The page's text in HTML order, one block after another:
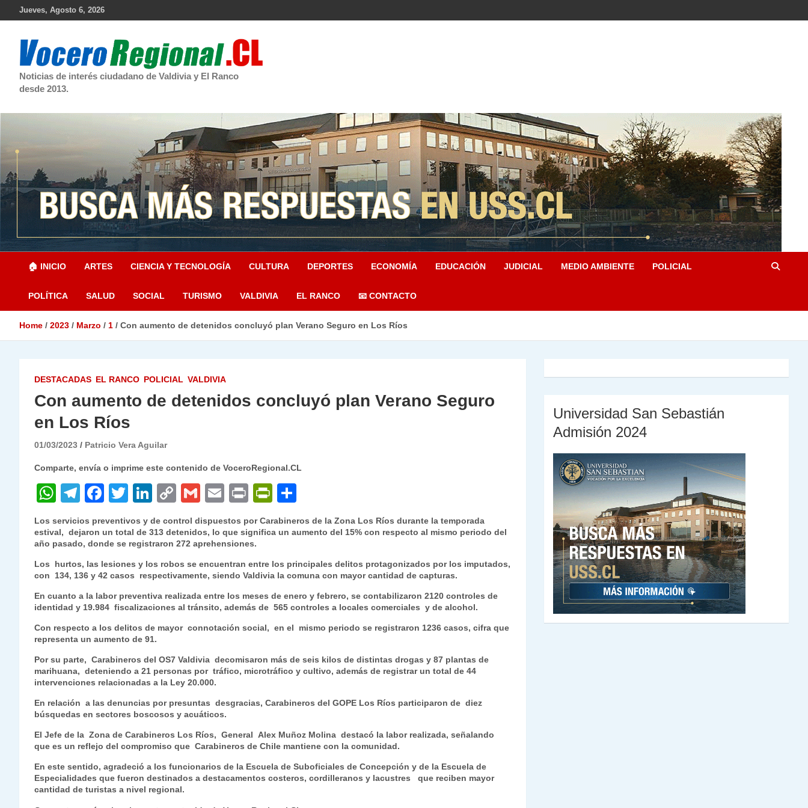
Jueves, Agosto 6, 2026
Noticias de interés ciudadano de Valdivia y El Ranco
desde 2013.
🏠 INICIO ARTES CIENCIA Y TECNOLOGÍA CULTURA DEPORTES ECONOMÍA EDUCACIÓN JUDICIAL MEDIO AMBIENTE POLICIAL
POLÍTICA SALUD SOCIAL TURISMO VALDIVIA EL RANCO 📧 CONTACTO
Home 2023 Marzo 1 Con aumento de detenidos concluyó plan Verano Seguro en Los Ríos
DESTACADAS EL RANCO POLICIAL VALDIVIA
Con aumento de detenidos concluyó plan Verano Seguro
en Los Ríos
01/03/2023 Patricio Vera Aguilar
Comparte, envía o imprime este contenido de VoceroRegional.CL
W
at
s
A
p
p
T
e
gr
a
m
F
c
e
b
o
o
k
T
itt
er
Li
n
k
e
dI
n
C
o
p
y
Li
n
k
G
m
ai
l
E
m
ai
l
P
ri
nt
P
ri
nt
ie
n
dl
y
m
ar
tir
Los servicios preventivos y de control dispuestos por Carabineros de la Zona Los Ríos durante la temporada
estival, dejaron un total de 313 detenidos, lo que significa un aumento del 15% con respecto al mismo periodo del
año pasado, donde se registraron 272 aprehensiones.
Los hurtos, las lesiones y los robos se encuentran entre los principales delitos protagonizados por los imputados,
con 134, 136 y 42 casos respectivamente, siendo Valdivia la comuna con mayor cantidad de capturas.
En cuanto a la labor preventiva realizada entre los meses de enero y febrero, se contabilizaron 2120 controles de
identidad y 19.984 fiscalizaciones al tránsito, además de 565 controles a locales comerciales y de alcohol.
Con respecto a los delitos de mayor connotación social, en el mismo periodo se registraron 1236 casos, cifra que
representa un aumento de 91.
Por su parte, Carabineros del OS7 Valdivia decomisaron más de seis kilos de distintas drogas y 87 plantas de
marihuana, deteniendo a 21 personas por tráfico, microtráfico y cultivo, además de registrar un total de 44
intervenciones relacionadas a la Ley 20.000.
En relación a las denuncias por presuntas desgracias, Carabineros del GOPE Los Ríos participaron de diez
búsquedas en sectores boscosos y acuáticos.
El Jefe de la Zona de Carabineros Los Ríos, General Alex Muñoz Molina destacó la labor realizada, señalando
que es un reflejo del compromiso que Carabineros de Chile mantiene con la comunidad.
En este sentido, agradeció a los funcionarios de la Escuela de Suboficiales de Concepción y de la Escuela de
Especialidades que fueron destinados a destacamentos costeros, cordilleranos y lacustres que reciben mayor
cantidad de turistas a nivel regional.
Universidad San Sebastián
Admisión 2024